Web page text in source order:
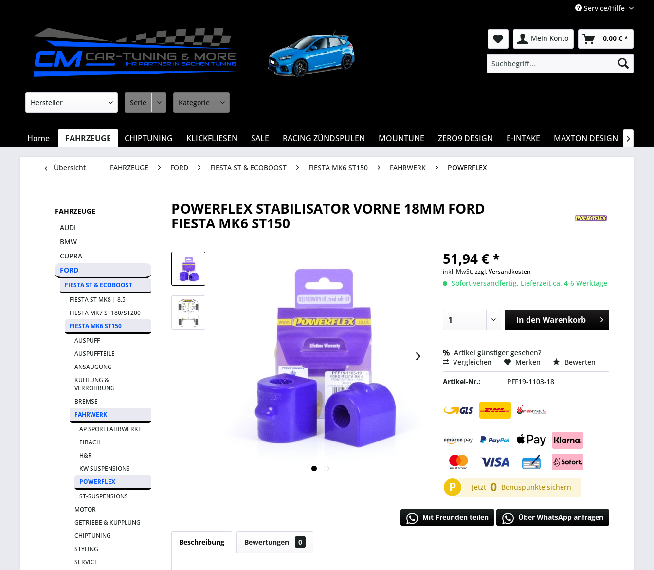
Service/Hilfe
Mein Konto 0,00 € *
Home FAHRZEUGE CHIPTUNING KLICKFLIESEN SALE RACING ZÜNDSPULEN MOUNTUNE ZERO9 DESIGN E-INTAKE MAXTON DESIGN 
Übersicht FAHRZEUGE FORD FIESTA ST & ECOBOOST FIESTA MK6 ST150 FAHRWERK POWERFLEX
FAHRZEUGE
AUDI
BMW
CUPRA
FORD
FIESTA ST & ECOBOOST
FIESTA ST MK8 | 8.5
FIESTA MK7 ST180/ST200
FIESTA MK6 ST150
AUSPUFF
AUSPUFFTEILE
ANSAUGUNG
KÜHLUNG &
VERROHRUNG
BREMSE
FAHRWERK
AP SPORTFAHRWERKE
EIBACH
H&R
KW SUSPENSIONS
POWERFLEX
ST-SUSPENSIONS
MOTOR
GETRIEBE & KUPPLUNG
CHIPTUNING
STYLING
SERVICE
POWERFLEX STABILISATOR VORNE 18MM FORD
FIESTA MK6 ST150
51,94 € *
inkl. MwSt.zzgl. Versandkosten
Sofort versandfertig, Lieferzeit ca. 4-6 Werktage
In den Warenkorb
Artikel günstiger gesehen?
Vergleichen
Merken Bewerten
Artikel-Nr.: PFF19-1103-18
P Jetzt 0 Bonuspunkte sichern
Mit Freunden teilen Über WhatsApp anfragen
Beschreibung Bewertungen 0